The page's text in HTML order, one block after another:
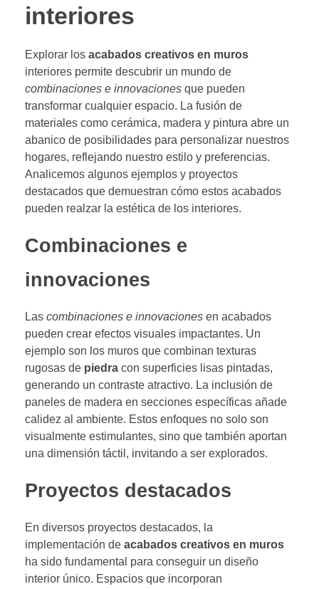
interiores
Explorar los acabados creativos en muros
interiores permite descubrir un mundo de
combinaciones e innovaciones que pueden
transformar cualquier espacio. La fusión de
materiales como cerámica, madera y pintura abre un
abanico de posibilidades para personalizar nuestros
hogares, reflejando nuestro estilo y preferencias.
Analicemos algunos ejemplos y proyectos
destacados que demuestran cómo estos acabados
pueden realzar la estética de los interiores.
Combinaciones e
innovaciones
Las combinaciones e innovaciones en acabados
pueden crear efectos visuales impactantes. Un
ejemplo son los muros que combinan texturas
rugosas de piedra con superficies lisas pintadas,
generando un contraste atractivo. La inclusión de
paneles de madera en secciones específicas añade
calidez al ambiente. Estos enfoques no solo son
visualmente estimulantes, sino que también aportan
una dimensión táctil, invitando a ser explorados.
Proyectos destacados
En diversos proyectos destacados, la
implementación de acabados creativos en muros
ha sido fundamental para conseguir un diseño
interior único. Espacios que incorporan